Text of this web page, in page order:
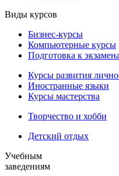
Виды курсов
Бизнес-курсы
Компьютерные курсы
Подготовка к
Курсы развития
Иностранные языки
Курсы мастерства
Творчество и хобби
Детский отдых
Учебным
заведениям